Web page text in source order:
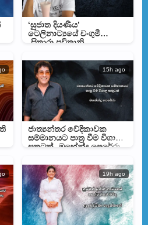
‘සුජාත දියණිය’
ටෙලිනාට්‍යයේ චංගුමී
-සිතාරා පවිත්‍රානි
15h ago
ජාත්‍යන්තර වේදිකාවක
සම්මානයට පාත්‍ර වීම විශාල
සතුටක් -මහේන්ද්‍ර පෙරේරා
19h ago